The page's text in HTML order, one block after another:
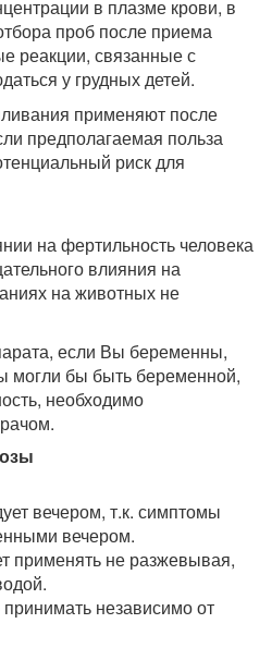
в плазме крови, в
проб после приема
реакции, связанные с
у грудных детей.
применяют после
предполагаемая польза
риск для
на фертильность человека
влияния на
на животных не
если Вы беременны,
могли бы быть беременной,
необходимо
вечером, т.к. симптомы
вечером.
применять не разжевывая,
независимо от